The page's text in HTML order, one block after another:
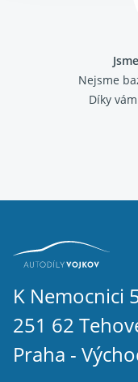
Nejsme
Díky
K Nemocnici
251 62
Praha -